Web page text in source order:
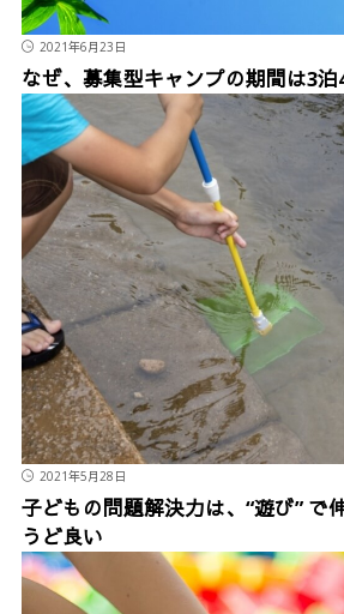
2021年6月23日
なぜ、募集型キャンプの期間は3
2021年5月28日
子どもの問題解決力は、“遊び” で
うど良い